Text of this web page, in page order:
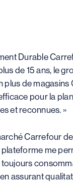
Durable
de 15 ans, le
plus de
pour la
et reconnues. »
Carrefour
me
assurant